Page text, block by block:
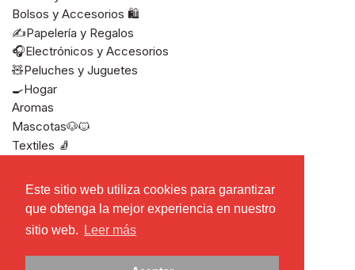
Este sitio web utiliza cookies para garantizar
que obtenga la mejor experiencia en nuestro
sitio web.
Leer más
Este sitio web utiliza cookies para garantizar
que obtenga la mejor experiencia en nuestro
sitio web.
Leer más
Bolsos y Accesorios 🛍️
✍️Papelería y Regalos
🎧Electrónicos y Accesorios
🧸Peluches y Juguetes
🍳Hogar
Aromas
Mascotas🐶🐱
Textiles 🧦